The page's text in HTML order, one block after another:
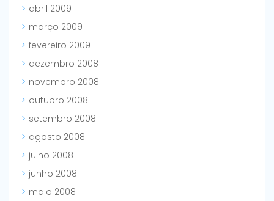
abril 2009
março 2009
fevereiro 2009
dezembro 2008
novembro 2008
outubro 2008
setembro 2008
agosto 2008
julho 2008
junho 2008
maio 2008